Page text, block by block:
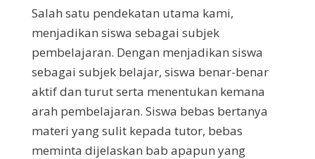
Salah satu pendekatan utama kami,
menjadikan siswa sebagai subjek
pembelajaran. Dengan menjadikan siswa
sebagai subjek belajar, siswa benar-benar
aktif dan turut serta menentukan kemana
arah pembelajaran. Siswa bebas bertanya
materi yang sulit kepada tutor, bebas
meminta dijelaskan bab apapun yang